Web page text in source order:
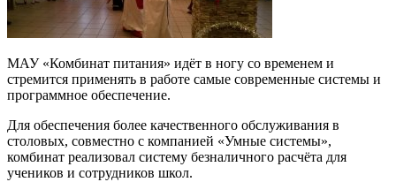
МАУ «Комбинат питания» идёт в ногу со временем и
стремится применять в работе самые современные системы и
программное обеспечение.
Для обеспечения более качественного обслуживания в
столовых, совместно с компанией «Умные системы»,
комбинат реализовал систему безналичного расчёта для
учеников и сотрудников школ.